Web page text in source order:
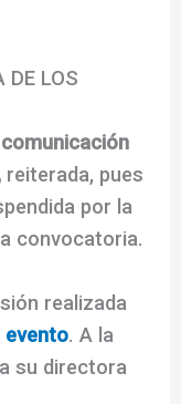
DE LOS
reiterada, pues
por la
convocatoria.
realizada
evento. A la
su directora